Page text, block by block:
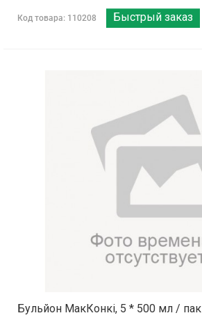
Код товара: 110208 Быстрый заказ
Бульйон МакКонкі, 5 * 500 мл / пак